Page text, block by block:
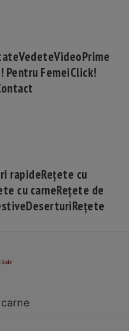
VedeteVideoPrime
Pentru FemeiClick!
rapideRețete cu
cu carneRețete de
DeserturiRețete